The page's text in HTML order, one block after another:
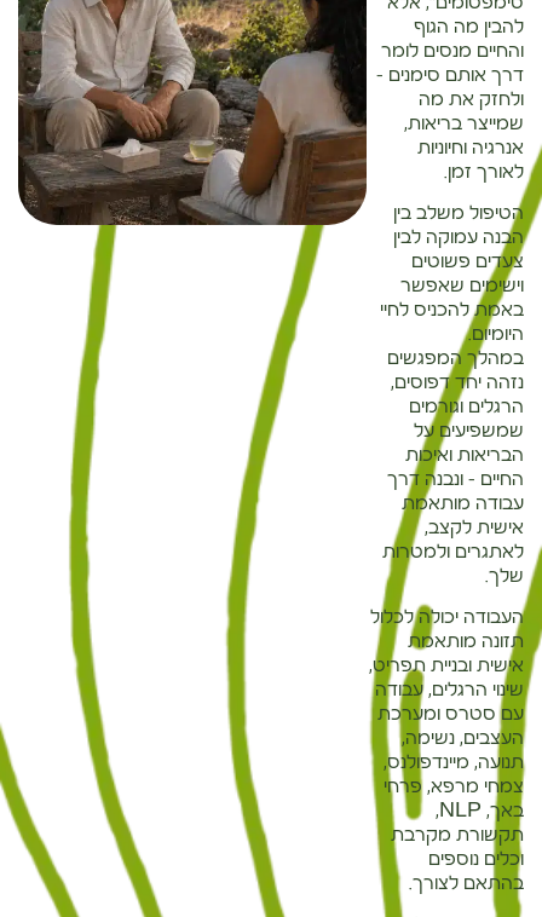
סימפטומים”, אלא
להבין מה הגוף
והחיים מנסים לומר
דרך אותם סימנים –
ולחזק את מה
שמייצר בריאות,
אנרגיה וחיוניות
לאורך זמן.
הטיפול משלב בין
הבנה עמוקה לבין
צעדים פשוטים
וישימים שאפשר
באמת להכניס לחיי
היומיום.
במהלך המפגשים
נזהה יחד דפוסים,
הרגלים וגורמים
שמשפיעים על
הבריאות ואיכות
החיים – ונבנה דרך
עבודה מותאמת
אישית לקצב,
לאתגרים ולמטרות
שלך.
העבודה יכולה לכלול
תזונה מותאמת
אישית ובניית תפריט,
שינוי הרגלים, עבודה
עם סטרס ומערכת
העצבים, נשימה,
תנועה, מיינדפולנס,
צמחי מרפא, פרחי
באך, NLP,
תקשורת מקרבת
וכלים נוספים
בהתאם לצורך.